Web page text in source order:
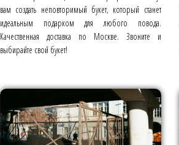
вам создать неповторимый букет, который станет
идеальным подарком для любого повода.
Качественная доставка по Москве. Звоните и
выбирайте свой букет!